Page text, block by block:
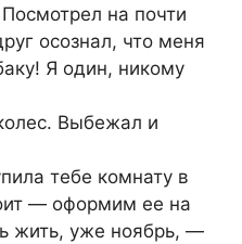
на почти
осознал, что меня
Я один, никому
Выбежал и
тебе комнату в
— оформим ее на
жить, уже ноябрь, —